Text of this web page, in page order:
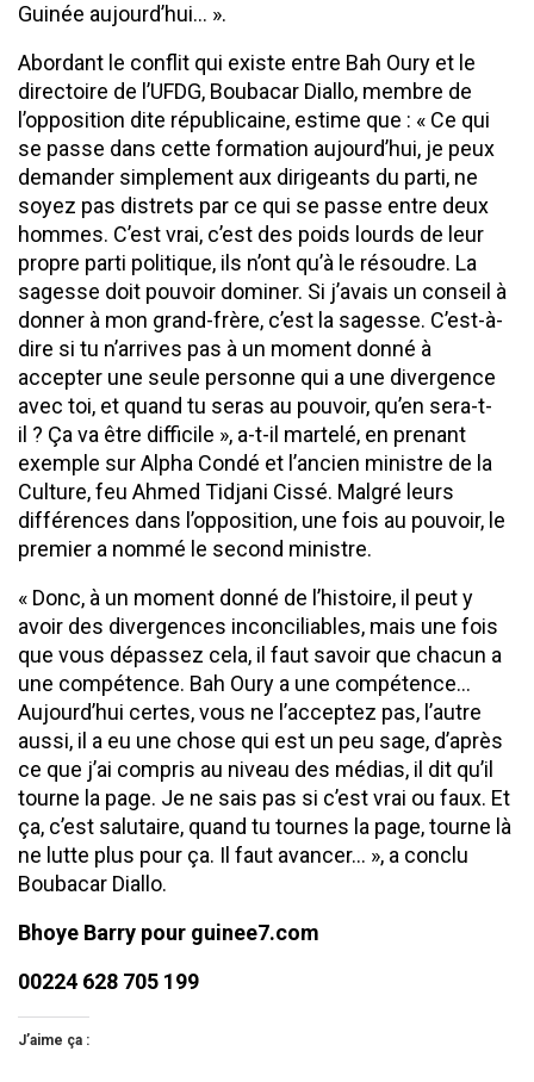
Guinée aujourd’hui… ».
Abordant le conflit qui existe entre Bah Oury et le
directoire de l’UFDG, Boubacar Diallo, membre de
l’opposition dite républicaine, estime que : « Ce qui
se passe dans cette formation aujourd’hui, je peux
demander simplement aux dirigeants du parti, ne
soyez pas distrets par ce qui se passe entre deux
hommes. C’est vrai, c’est des poids lourds de leur
propre parti politique, ils n’ont qu’à le résoudre. La
sagesse doit pouvoir dominer. Si j’avais un conseil à
donner à mon grand-frère, c’est la sagesse. C’est-à-
dire si tu n’arrives pas à un moment donné à
accepter une seule personne qui a une divergence
avec toi, et quand tu seras au pouvoir, qu’en sera-t-
il ? Ça va être difficile », a-t-il martelé, en prenant
exemple sur Alpha Condé et l’ancien ministre de la
Culture, feu Ahmed Tidjani Cissé. Malgré leurs
différences dans l’opposition, une fois au pouvoir, le
premier a nommé le second ministre.
« Donc, à un moment donné de l’histoire, il peut y
avoir des divergences inconciliables, mais une fois
que vous dépassez cela, il faut savoir que chacun a
une compétence. Bah Oury a une compétence…
Aujourd’hui certes, vous ne l’acceptez pas, l’autre
aussi, il a eu une chose qui est un peu sage, d’après
ce que j’ai compris au niveau des médias, il dit qu’il
tourne la page. Je ne sais pas si c’est vrai ou faux. Et
ça, c’est salutaire, quand tu tournes la page, tourne là
ne lutte plus pour ça. Il faut avancer… », a conclu
Boubacar Diallo.
Bhoye Barry pour guinee7.com
00224 628 705 199
J’aime ça :